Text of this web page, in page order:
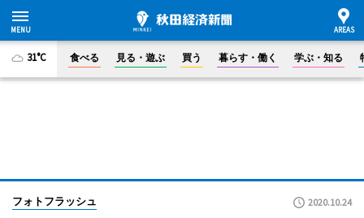
31°C 食べる 見る・遊ぶ 買う 暮らす・働く 学ぶ・知る
フォトフラッシュ 2020.10.24